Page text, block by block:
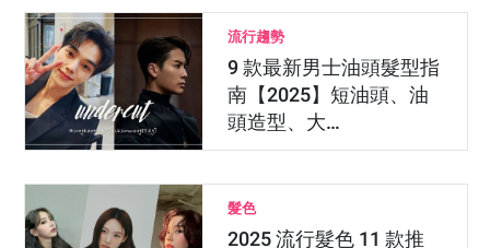
流行趨勢
9 款最新男士油頭髮型指
南【2025】短油頭、油
頭造型、大…
髮色
2025 流行髮色 11 款推